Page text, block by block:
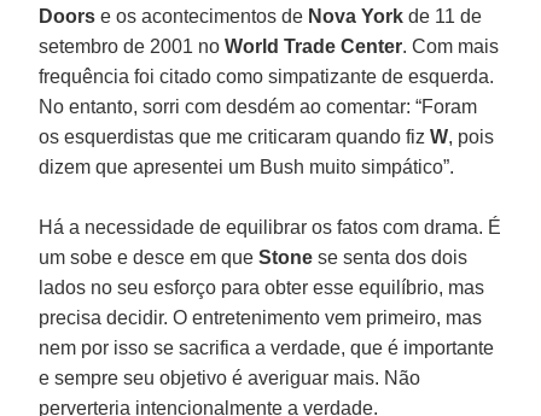
Doors e os acontecimentos de Nova York de 11 de
setembro de 2001 noWorld Trade Center. Com mais
frequência foi citado como simpatizante de esquerda.
No entanto, sorri com desdém ao comentar: “Foram
os esquerdistas que me criticaram quando fizW, pois
dizem que apresentei um Bush muito simpático”.
Há a necessidade de equilibrar os fatos com drama. É
um sobe e desce em queStone se senta dos dois
lados no seu esforço para obter esse equilíbrio, mas
precisa decidir. O entretenimento vem primeiro, mas
nem por isso se sacrifica a verdade, que é importante
e sempre seu objetivo é averiguar mais. Não
perverteria intencionalmente a verdade.